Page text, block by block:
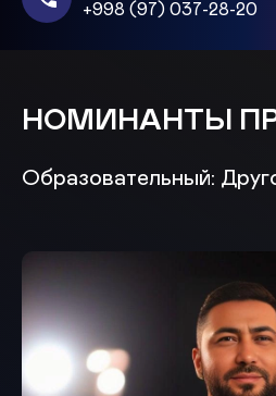
+998 (97) 037-28-20
НОМИНАНТЫ
Образовательный: